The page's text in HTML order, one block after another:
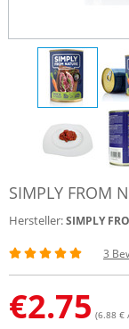
SIMPLY FROM
Hersteller:SIMPLY
3
€2.75 (6.88 €